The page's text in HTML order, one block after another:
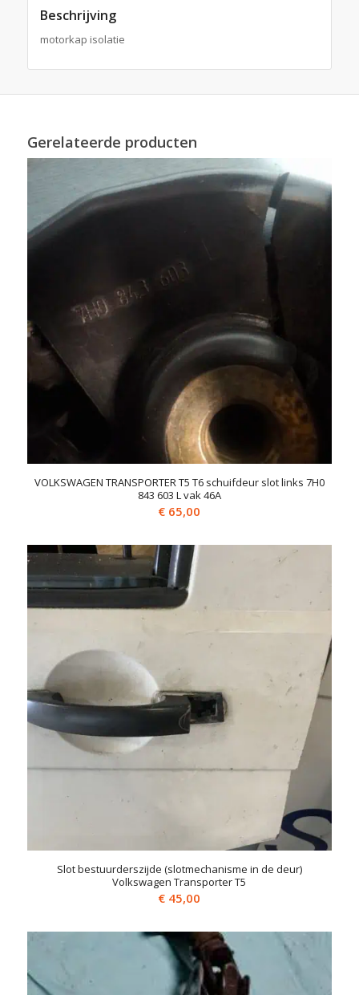
Beschrijving
motorkap isolatie
Gerelateerde producten
VOLKSWAGEN TRANSPORTER T5 T6 schuifdeur slot links 7H0
843 603 L vak 46A
€ 65,00
Slot bestuurderszijde (slotmechanisme in de deur)
Volkswagen Transporter T5
€ 45,00